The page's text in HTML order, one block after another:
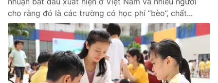
cho rằng đó là các trường có học phí “bèo”, chất...